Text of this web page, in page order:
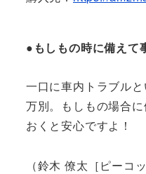
●もしもの時に備えて
一口に車内トラブル
万別。もしもの場合
おくと安心ですよ！
（鈴木 僚太［ピーコ